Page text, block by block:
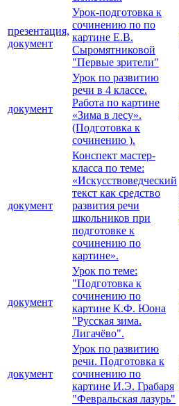
презентация,
документ
Урок-подготовка к
сочинению по по
картине Е.В.
Сыромятниковой
"Первые зрители"
документ
Урок по развитию
речи в 4 классе.
Работа по картине
«Зима в лесу».
(Подготовка к
сочинению ).
документ
Конспект мастер-
класса по теме:
«Искусствоведческий
текст как средство
развития речи
школьников при
подготовке к
сочинению по
картине».
документ
Урок по теме:
"Подготовка к
сочинению по
картине К.Ф. Юона
"Русская зима.
Лигачёво".
документ
Урок по развитию
речи. Подготовка к
сочинению по
картине И.Э. Грабаря
"Февральская лазурь"